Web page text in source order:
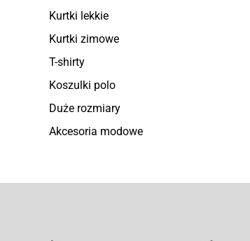
Kurtki lekkie
Kurtki zimowe
T-shirty
Koszulki polo
Duże rozmiary
Akcesoria modowe